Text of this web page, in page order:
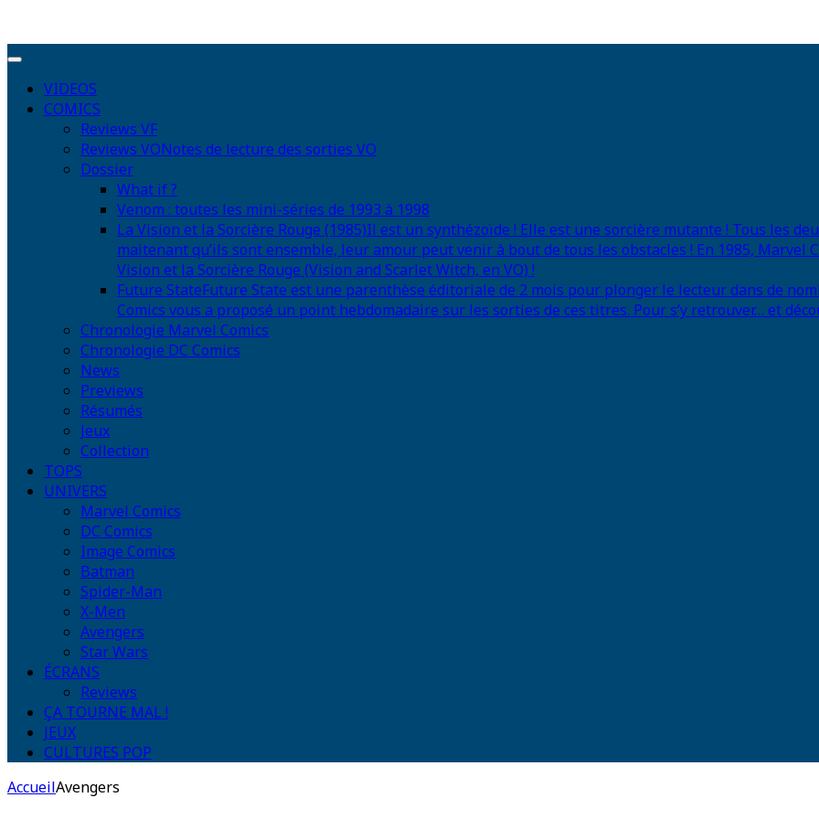
VIDEOS
COMICS
Reviews VF
Reviews VONotes de lecture des sorties VO
Dossier
What if ?
Venom : toutes les mini-séries de 1993 à 1998
La Vision et la Sorcière Rouge (1985)Il est un synthézoïde ! Elle est une sorcière mutante ! Tous les
maitenant qu’ils sont ensemble, leur amour peut venir à bout de tous les obstacles ! En 1985,
Vision et la Sorcière Rouge (Vision and Scarlet Witch, en VO) !
Future StateFuture State est une parenthèse éditoriale de 2 mois pour plonger le lecteur dans de
Comics vous a proposé un point hebdomadaire sur les sorties de ces titres. Pour s’y retrouver… et
Chronologie Marvel Comics
Chronologie DC Comics
News
Previews
Résumés
Jeux
Collection
TOPS
UNIVERS
Marvel Comics
DC Comics
Image Comics
Batman
Spider-Man
X-Men
Avengers
Star Wars
ÉCRANS
Reviews
ÇA TOURNE MAL !
JEUX
CULTURES POP
AccueilAvengers